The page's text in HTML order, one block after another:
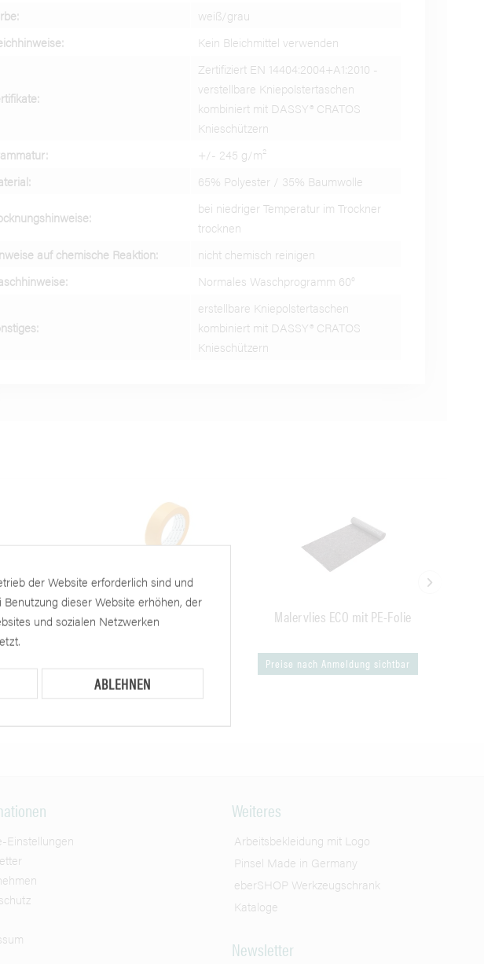
weiß/grau
Kein Bleichmittel verwenden
Zertifiziert EN 14404:2004+A1:2010 -
verstellbare Kniepolstertaschen
kombiniert mit DASSY® CRATOS
Knieschützern
+/- 245 g/m²
65% Polyester / 35% Baumwolle
bei niedriger Temperatur im Trockner
trocknen
auf chemische Reaktion:
nicht chemisch reinigen
Normales Waschprogramm 60°
erstellbare Kniepolstertaschen
kombiniert mit DASSY® CRATOS
Knieschützern
FineLineTape PowerGold Malervlies ECO mit PE-Folie
Preise nach Anmeldung sichtbar
Einstellungen
Weiteres
Arbeitsbekleidung mit Logo
Pinsel Made in Germany
eberSHOP Werkzeugschrank
Kataloge
Newsletter
der Website erforderlich sind und
dieser Website erhöhen, der
und sozialen Netzwerken
ABLEHNEN